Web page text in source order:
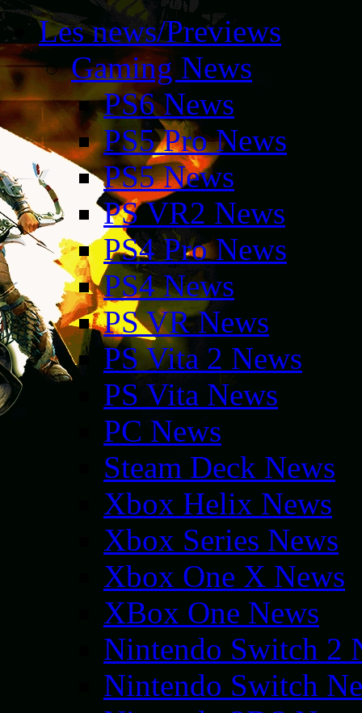
Les news/Previews
Gaming News
PS6 News
PS5 Pro News
PS5 News
PS VR2 News
PS4 Pro News
PS4 News
PS VR News
PS Vita 2 News
PS Vita News
PC News
Steam Deck News
Xbox Helix News
Xbox Series News
Xbox One X News
XBox One News
Nintendo Switch 2
Nintendo Switch